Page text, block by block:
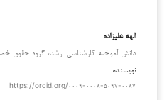
الهه علیزاده
دانش آموخته کارشناسی ارشد، گروه حقوق
نویسنده
https://orcid.org/۰۰۰۹-۰۰۰۸-۵۰۹۷-۰۰۸۷